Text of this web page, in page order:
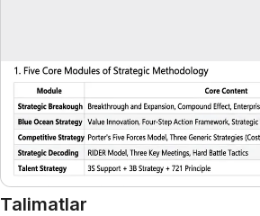
Talimatlar